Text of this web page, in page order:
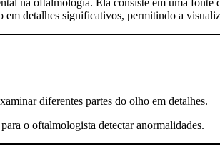
detalhes significativos, permitindo a
diferentes partes do olho em detalhes.
o oftalmologista detectar anormalidades.